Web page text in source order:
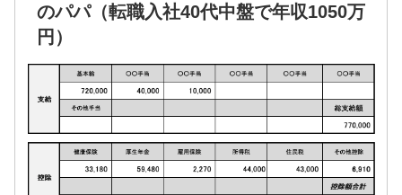
のパパ（転職入社40代中盤で年収1050万
円）